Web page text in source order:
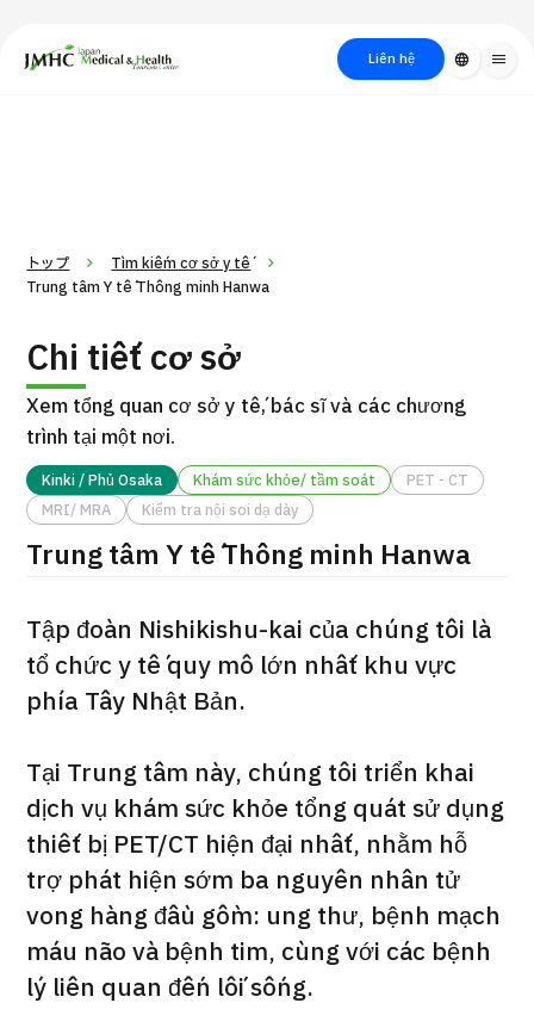
Trung tâm Du lịch Y tế & Sức khỏe Nhật Bản (JMHC)
Liên hệ language menu
TOP
Giới thiệu
Bệnh nhân QT
Về Japan Medical
Gói dịch vụ ý kiến y tế thứ hai cho bệnh nhân quốc tế（Bệnh
viện Đa khoa Shonan Kamakura）
治療
2026.01.12
トップ
Tìm kiếm cơ sở y tế
Trung tâm Y tế Thông minh Hanwa
Chi tiết cơ sở
Xem tổng quan cơ sở y tế, bác sĩ và các chương
trình tại một nơi.
Kinki / Phủ Osaka Khám sức khỏe/ tầm soát
PET - CT
MRI/ MRA
Kiểm tra nội soi dạ dày
Trung tâm Y tế Thông minh Hanwa
Tập đoàn Nishikishu-kai của chúng tôi là
tổ chức y tế quy mô lớn nhất khu vực
phía Tây Nhật Bản.
Tại Trung tâm này, chúng tôi triển khai
dịch vụ khám sức khỏe tổng quát sử dụng
thiết bị PET/CT hiện đại nhất, nhằm hỗ
trợ phát hiện sớm ba nguyên nhân tử
vong hàng đầu gồm: ung thư, bệnh mạch
máu não và bệnh tim, cùng với các bệnh
lý liên quan đến lối sống.